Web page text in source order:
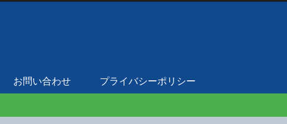
お問い合わせ プライバシーポリシー